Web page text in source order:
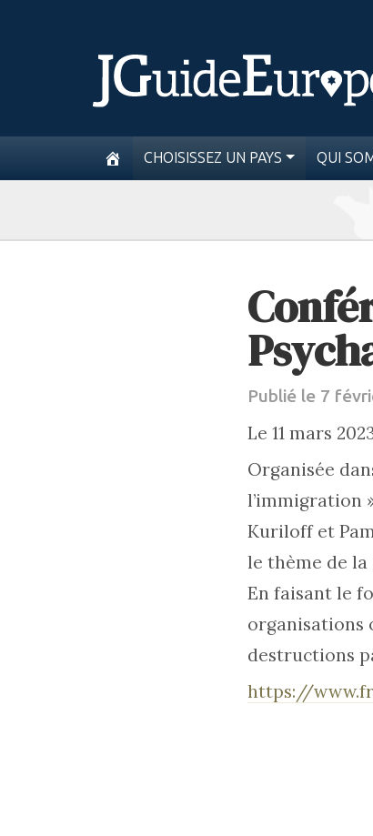
CHOISISSEZ UN PAYS QUI
Publié le 7
Le 11 mars
Organisée
l’immigration
Kuriloff et
le thème de
En faisant le
organisations
destructions
https://